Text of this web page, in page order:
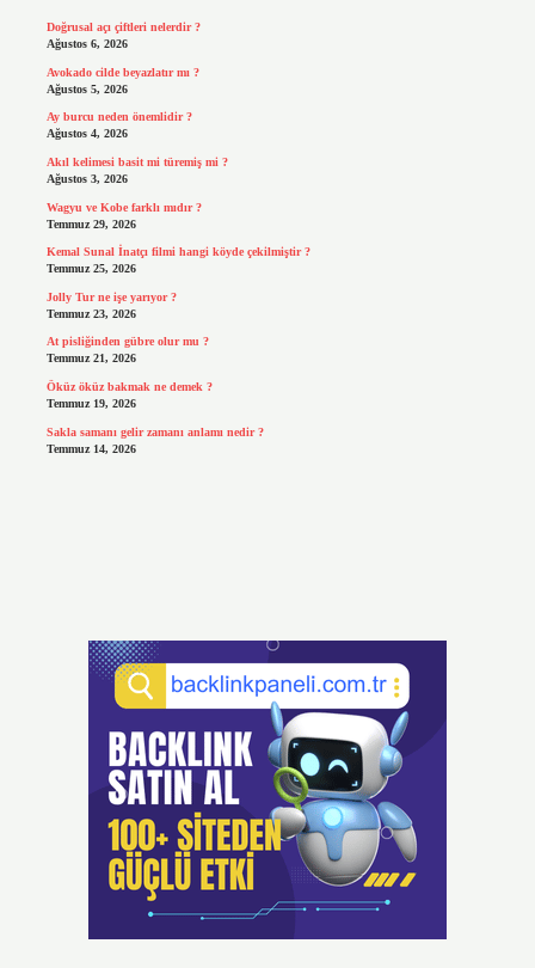
Doğrusal açı çiftleri nelerdir ?
Ağustos 6, 2026
Avokado cilde beyazlatır mı ?
Ağustos 5, 2026
Ay burcu neden önemlidir ?
Ağustos 4, 2026
Akıl kelimesi basit mi türemiş mi ?
Ağustos 3, 2026
Wagyu ve Kobe farklı mıdır ?
Temmuz 29, 2026
Kemal Sunal İnatçı filmi hangi köyde çekilmiştir ?
Temmuz 25, 2026
Jolly Tur ne işe yarıyor ?
Temmuz 23, 2026
At pisliğinden gübre olur mu ?
Temmuz 21, 2026
Öküz öküz bakmak ne demek ?
Temmuz 19, 2026
Sakla samanı gelir zamanı anlamı nedir ?
Temmuz 14, 2026